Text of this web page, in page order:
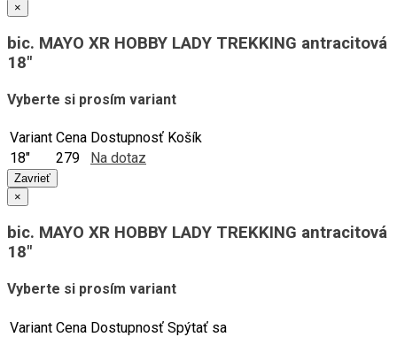
×
bic. MAYO XR HOBBY LADY TREKKING antracitová
18"
Vyberte si prosím variant
Variant Cena Dostupnosť Košík
18"
279 Na dotaz
Zavrieť
×
bic. MAYO XR HOBBY LADY TREKKING antracitová
18"
Vyberte si prosím variant
Variant Cena Dostupnosť Spýtať sa